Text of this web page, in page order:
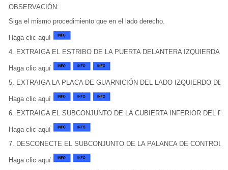
OBSERVACIÓN:
Siga el mismo procedimiento que en el lado derecho.
Haga clic aquí
4. EXTRAIGA EL ESTRIBO DE LA PUERTA DELANTERA IZQUIERDA
Haga clic aquí
5. EXTRAIGA LA PLACA DE GUARNICIÓN DEL LADO IZQUIERDO
Haga clic aquí
6. EXTRAIGA EL SUBCONJUNTO DE LA CUBIERTA INFERIOR DEL
Haga clic aquí
7. DESCONECTE EL SUBCONJUNTO DE LA PALANCA DE CONTROL
Haga clic aquí